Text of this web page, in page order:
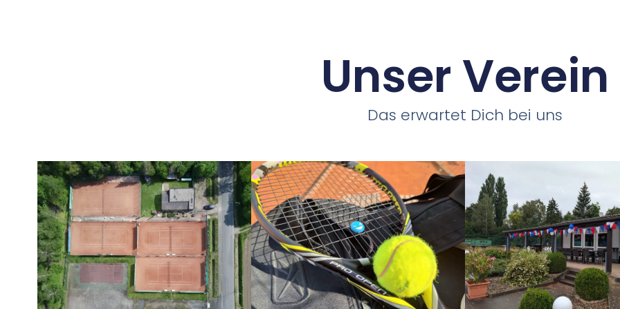
Unser Verein
Das erwartet Dich bei uns